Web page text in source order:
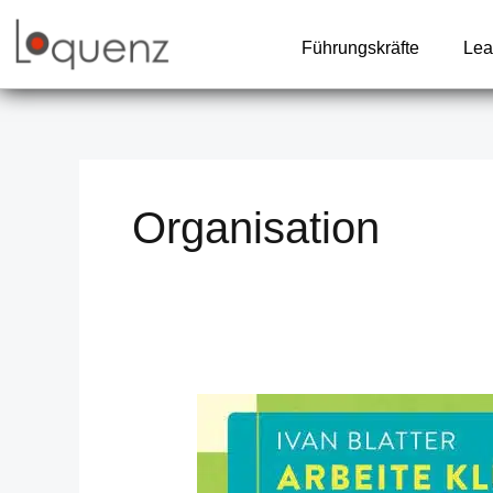
Inhalt
Führungskräfte
Organisation
Arbeite